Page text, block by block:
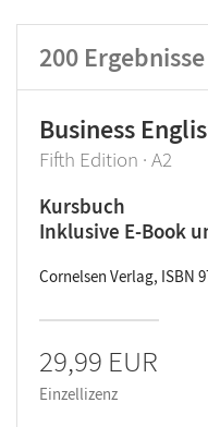
200 Ergebnisse
Business
Fifth Edition · A2
Kursbuch
Inklusive E-Book
Cornelsen Verlag, ISBN
29,99 EUR
Einzellizenz